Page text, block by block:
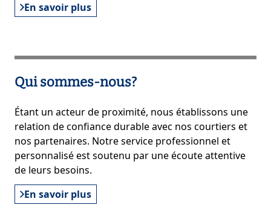
En savoir plus
Qui sommes-nous?
Étant un acteur de proximité, nous établissons une
relation de confiance durable avec nos courtiers et
nos partenaires. Notre service professionnel et
personnalisé est soutenu par une écoute attentive
de leurs besoins.
En savoir plus